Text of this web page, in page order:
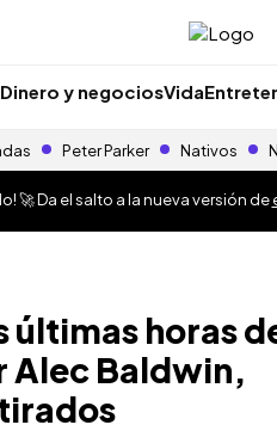
Dinero y negociosVida
Peter Parker Nativos
🚀 Da el salto a la nueva versión de
últimas horas
Alec Baldwin,